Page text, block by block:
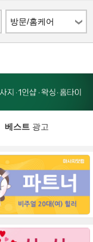
방문/홈케어
베스트광고